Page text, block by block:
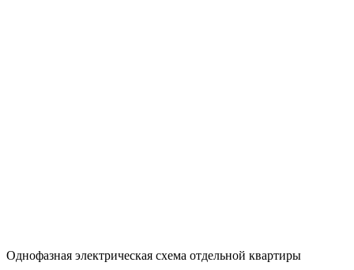
Однофазная электрическая схема отдельной квартиры